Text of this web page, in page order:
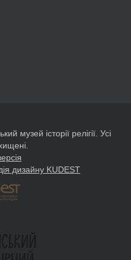
музей історії релігії. Усі
дизайну KUDEST